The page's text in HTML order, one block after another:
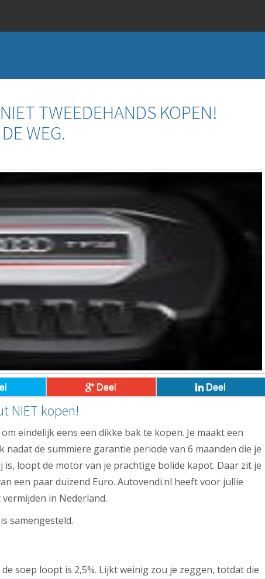
TWEEDEHANDS KOPEN!
WEG.
Deel Deel
NIET kopen!
eindelijk eens een dikke bak te kopen. Je maakt een
de summiere garantie periode van 6 maanden die je
loopt de motor van je prachtige bolide kapot. Daar zit je
een paar duizend Euro. Autovendi.nl heeft voor jullie
in Nederland.
samengesteld.
soep loopt is 2,5%. Lijkt weinig zou je zeggen, totdat die